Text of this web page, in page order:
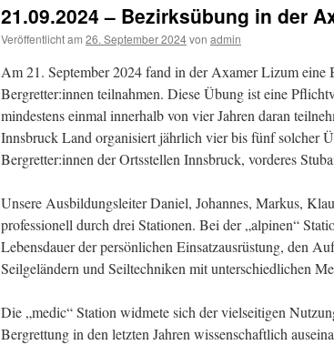
21.09.2024 – Bezirksübung in der
Veröffentlicht am 26. September 2024von admin
Am 21. September 2024 fand in der Axamer Lizum eine
Bergretter:innen teilnahmen. Diese Übung ist eine
mindestens einmal innerhalb von vier Jahren daran
Innsbruck Land organisiert jährlich vier bis fünf solcher
Bergretter:innen der Ortsstellen Innsbruck, vorderes
Unsere Ausbildungsleiter Daniel, Johannes, Markus,
professionell durch drei Stationen. Bei der „alpinen“
Lebensdauer der persönlichen Einsatzausrüstung, den
Seilgeländern und Seiltechniken mit unterschiedlichen
Die „medic“ Station widmete sich der vielseitigen
Bergrettung in den letzten Jahren wissenschaftlich